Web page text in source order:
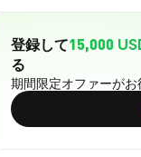
登録して15,000
る
期間限定オファーがお